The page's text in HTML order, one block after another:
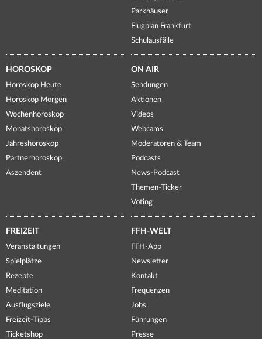
Parkhäuser
Flugplan Frankfurt
Schulausfälle
HOROSKOP
Horoskop Heute
Horoskop Morgen
Wochenhoroskop
Monatshoroskop
Jahreshoroskop
Partnerhoroskop
Aszendent
ON AIR
Sendungen
Aktionen
Videos
Webcams
Moderatoren & Team
Podcasts
News-Podcast
Themen-Ticker
Voting
FREIZEIT
Veranstaltungen
Spielplätze
Rezepte
Meditation
Ausflugsziele
Freizeit-Tipps
Ticketshop
FFH-WELT
FFH-App
Newsletter
Kontakt
Frequenzen
Jobs
Führungen
Presse